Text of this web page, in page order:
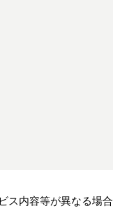
ス内容等が異なる場合